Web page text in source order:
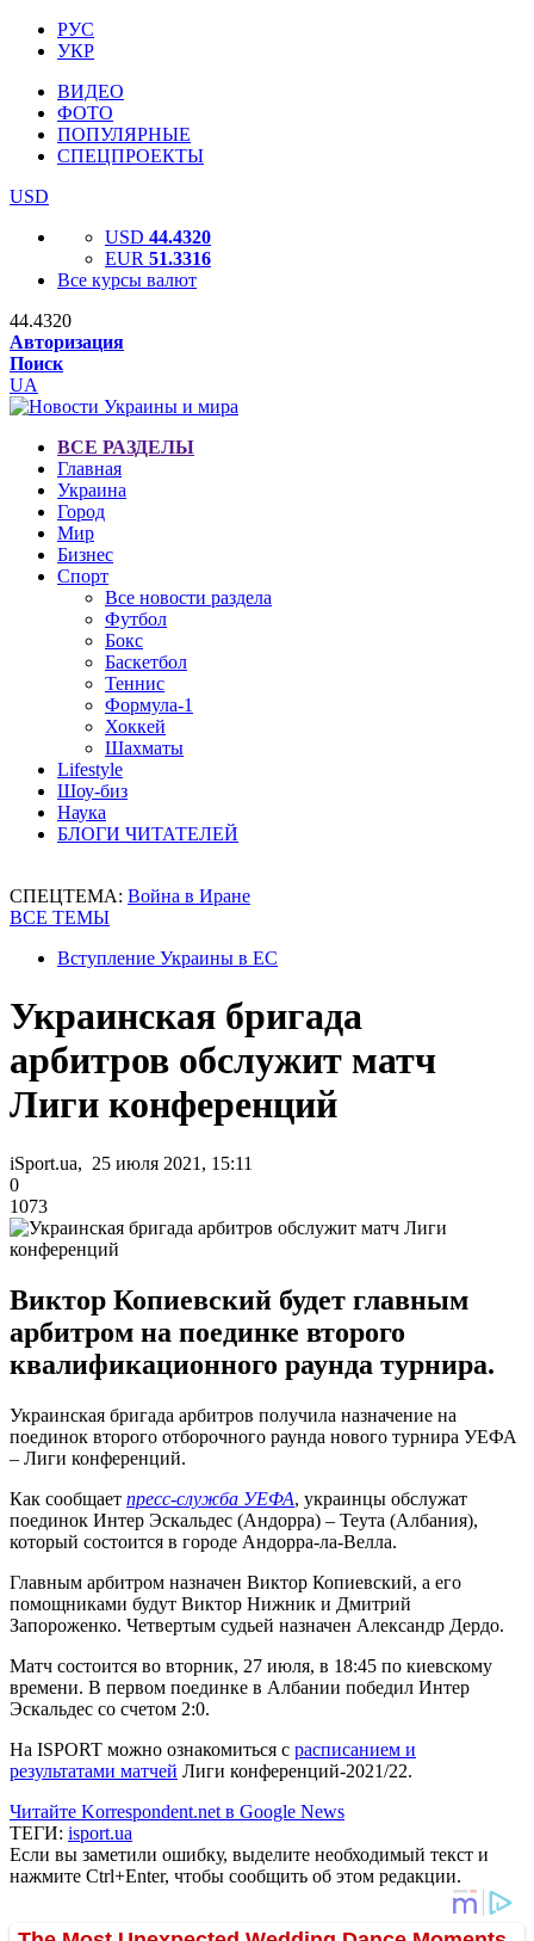
РУС
УКР
ВИДЕО
ФОТО
ПОПУЛЯРНЫЕ
СПЕЦПРОЕКТЫ
USD
USD 44.4320
EUR 51.3316
Все курсы валют
44.4320
Авторизация
Поиск
UA
ВСЕ РАЗДЕЛЫ
Главная
Украина
Город
Мир
Бизнес
Спорт
Все новости раздела
Футбол
Бокс
Баскетбол
Теннис
Формула-1
Хоккей
Шахматы
Lifestyle
Шоу-биз
Наука
БЛОГИ ЧИТАТЕЛЕЙ
СПЕЦТЕМА: Война в Иране
ВСЕ ТЕМЫ
Вступление Украины в ЕС
Украинская бригада
арбитров обслужит матч
Лиги конференций
iSport.ua, 25 июля 2021, 15:11
0
1073
Виктор Копиевский будет главным
арбитром на поединке второго
квалификационного раунда турнира.
Украинская бригада арбитров получила назначение на
поединок второго отборочного раунда нового турнира УЕФА
– Лиги конференций.
Как сообщает пресс-служба УЕФА, украинцы обслужат
поединок Интер Эскальдес (Андорра) – Теута (Албания),
который состоится в городе Андорра-ла-Велла.
Главным арбитром назначен Виктор Копиевский, а его
помощниками будут Виктор Нижник и Дмитрий
Запороженко. Четвертым судьей назначен Александр Дердо.
Матч состоится во вторник, 27 июля, в 18:45 по киевскому
времени. В первом поединке в Албании победил Интер
Эскальдес со счетом 2:0.
На ISPORT можно ознакомиться с расписанием и
результатами матчей Лиги конференций-2021/22.
Читайте Korrespondent.net в Google News
ТЕГИ: isport.ua
Если вы заметили ошибку, выделите необходимый текст и
нажмите Ctrl+Enter, чтобы сообщить об этом редакции.